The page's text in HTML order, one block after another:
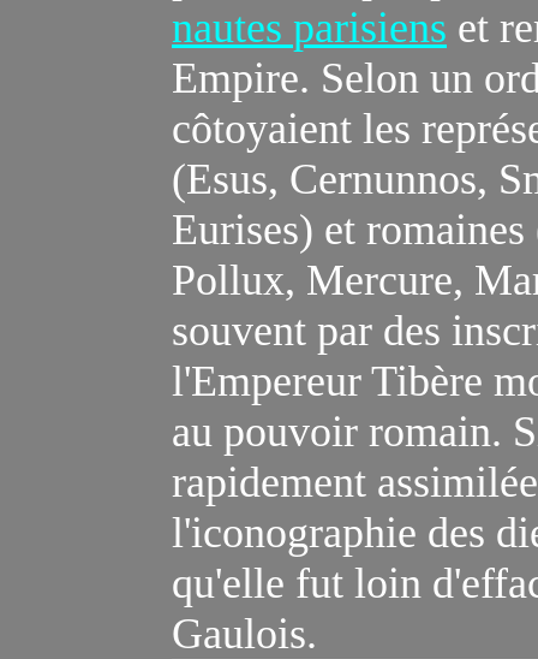
nautes parisiens et
Empire. Selon un
côtoyaient les
(Esus, Cernunnos,
Eurises) et
Pollux, Mercure,
souvent par des
l'Empereur Tibère
au pouvoir romain.
rapidement
l'iconographie des
qu'elle fut loin
Gaulois.